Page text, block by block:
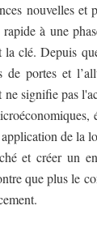
nouvelles et
à une
clé. Depuis
portes et
signifie pas
de la
et créer un
que plus le